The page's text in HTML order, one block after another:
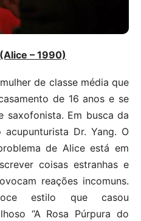
– 1990)
de classe média que
de 16 anos e se
saxofonista. Em busca da
Dr. Yang. O
de Alice está em
coisas estranhas e
reações incomuns.
estilo que casou
“A Rosa Púrpura do